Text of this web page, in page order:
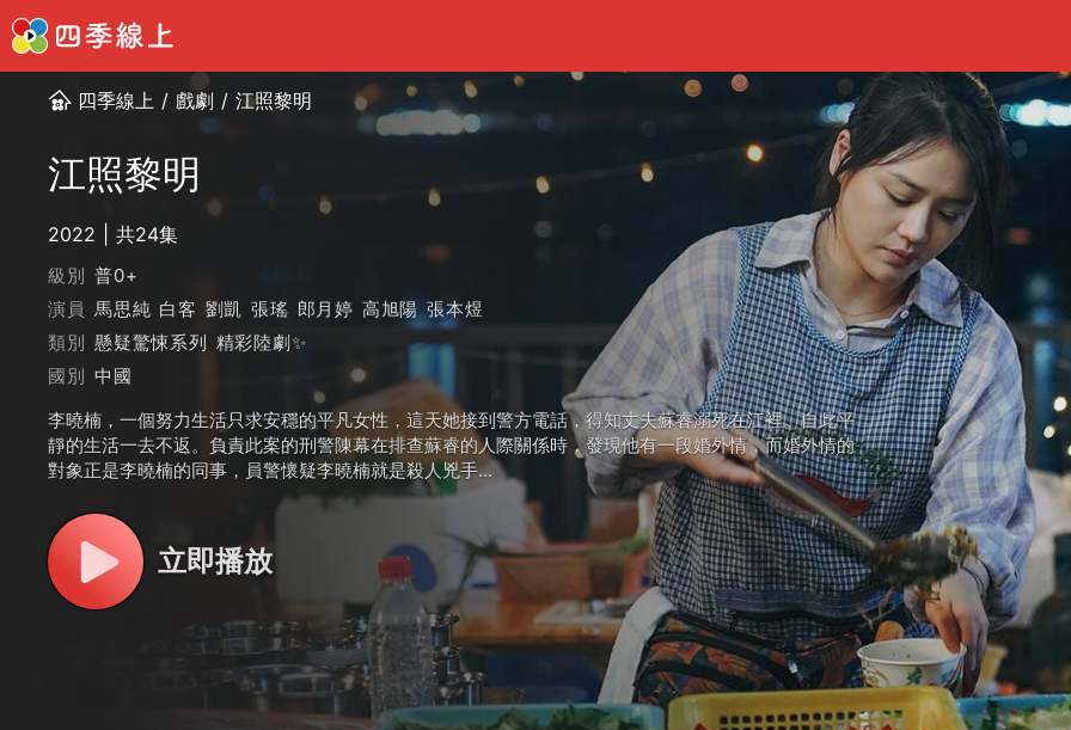
四季線上 / 戲劇 / 江照黎明
江照黎明
2022 共24集
級別 普0+
演員 馬思純 白客 劉凱 張瑤 郎月婷 高旭陽 張本煜
類別 懸疑驚悚系列 精彩陸劇✨
國別 中國
李曉楠，一個努力生活只求安穩的平凡女性，這天她接到警方電話，得知丈夫蘇睿溺死在江裡。自此平
靜的生活一去不返。負責此案的刑警陳幕在排查蘇睿的人際關係時，發現他有一段婚外情，而婚外情的
對象正是李曉楠的同事，員警懷疑李曉楠就是殺人兇手...
立即播放